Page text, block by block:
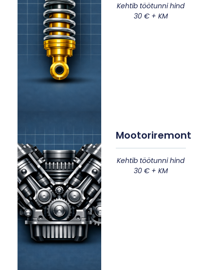
Kehtib töötunni hind
30 € + KM
Mootoriremont
Kehtib töötunni hind
30 € + KM